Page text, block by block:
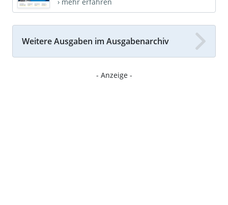
Weitere Ausgaben im Ausgabenarchiv
- Anzeige -